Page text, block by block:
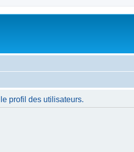
profil des utilisateurs.